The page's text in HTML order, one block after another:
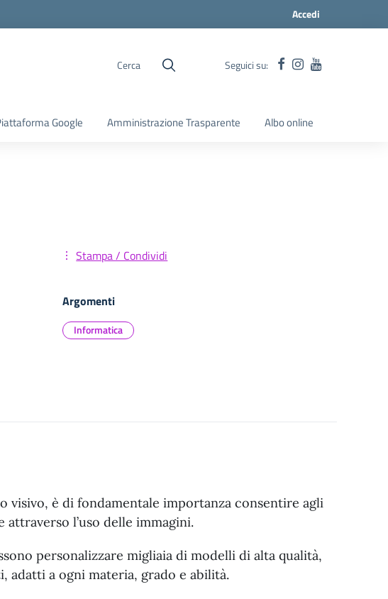
Accedi
Cerca Seguici su:
Google Amministrazione Trasparente Albo online
Stampa / Condividi
Argomenti
Informatica
visivo, è di fondamentale importanza consentire agli
l’uso delle immagini.
personalizzare migliaia di modelli di alta qualità,
a ogni materia, grado e abilità.